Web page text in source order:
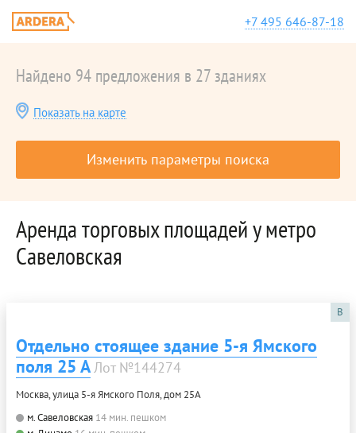
+7 495 646-87-18
Найдено 94 предложения в 27 зданиях
Показать на карте
Изменить параметры поиска
Аренда торговых площадей у метро
Савеловская
B
Отдельно стоящее здание 5-я Ямского
поля 25 АЛот №144274
Москва, улица 5-я Ямского Поля, дом 25А
м. Савеловская 14 мин. пешком